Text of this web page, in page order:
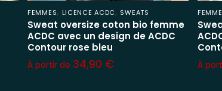
FEMMES, LICENCE ACDC, SWEATS
Sweat oversize coton bio femme
ACDC avec un design de ACDC
Contour rose bleu
À partir de 34,90 € À